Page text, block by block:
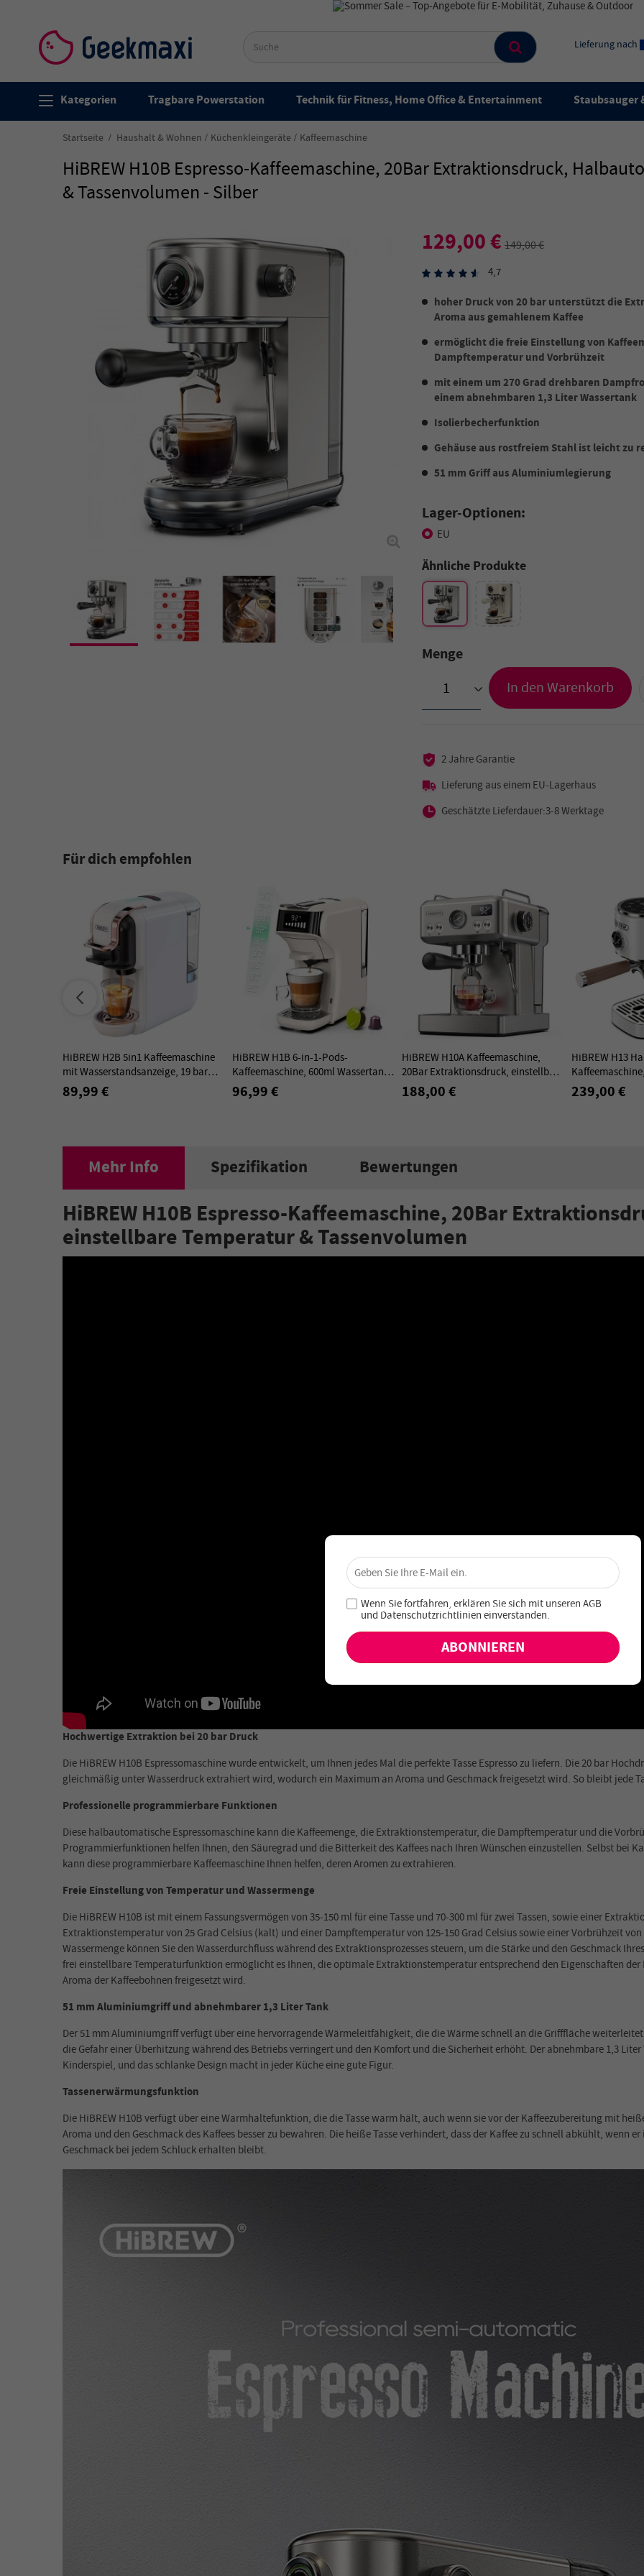
Lieferung nach
Kategorien Tragbare Powerstation Technik für Fitness, Home Office & Entertainment Staubsauger
Startseite Haushalt & Wohnen Küchenkleingeräte Kaffeemaschine
HiBREW H10B Espresso-Kaffeemaschine, 20Bar Extraktionsdruck,
& Tassenvolumen - Silber
129,00 €149,00 €
4,7
hoher Druck von 20 bar unterstützt die
Aroma aus gemahlenem Kaffee
ermöglicht die freie Einstellung von
Dampftemperatur und Vorbrühzeit
mit einem um 270 Grad drehbaren
einem abnehmbaren 1,3 Liter Wassertank
Isolierbecherfunktion
Gehäuse aus rostfreiem Stahl ist leicht zu
51 mm Griff aus Aluminiumlegierung
Lager-Optionen:
EU
Ähnliche Produkte
Menge
> In den Warenkorb
2 Jahre Garantie
Lieferung aus einem EU-Lagerhaus
Geschätzte Lieferdauer:3-8 Werktage
Für dich empfohlen
HiBREW H2B 5in1 Kaffeemaschine
mit Wasserstandsanzeige, 19 bar
Heiß-/Kaltkapsel Kaffeemaschine,
600ml Wassertank-Weiß
89,99 €
HiBREW H1B 6-in-1-Pods-
Kaffeemaschine, 600ml Wassertank,
20 Bar Druckextraktion, Kalt/Heiß-
Modus, Beige - EU-Stecker
96,99 €
HiBREW H10A Kaffeemaschine,
20Bar Extraktionsdruck, einstellbare
Temperatur & Tassenvolumen,
58mm Siebträger - Silber
188,00 €
HiBREW H13
Bar Druck,
Brühmodi - Weiß
239,00 €
Mehr Info Spezifikation Bewertungen
HiBREW H10B Espresso-Kaffeemaschine, 20Bar
einstellbare Temperatur & Tassenvolumen
Hochwertige Extraktion bei 20 bar Druck
Die HiBREW H10B Espressomaschine wurde entwickelt, um Ihnen jedes Mal die perfekte Tasse Espresso zu liefern. Die 20 bar
gleichmäßig unter Wasserdruck extrahiert wird, wodurch ein Maximum an Aroma und Geschmack freigesetzt wird. So bleibt jede
Professionelle programmierbare Funktionen
Diese halbautomatische Espressomaschine kann die Kaffeemenge, die Extraktionstemperatur, die Dampftemperatur und die
Programmierfunktionen helfen Ihnen, den Säuregrad und die Bitterkeit des Kaffees nach Ihren Wünschen einzustellen. Selbst bei
kann diese programmierbare Kaffeemaschine Ihnen helfen, deren Aromen zu extrahieren.
Freie Einstellung von Temperatur und Wassermenge
Die HiBREW H10B ist mit einem Fassungsvermögen von 35-150 ml für eine Tasse und 70-300 ml für zwei Tassen, sowie einer
Extraktionstemperatur von 25 Grad Celsius (kalt) und einer Dampftemperatur von 125-150 Grad Celsius sowie einer Vorbrühzeit
Wassermenge können Sie den Wasserdurchfluss während des Extraktionsprozesses steuern, um die Stärke und den Geschmack
frei einstellbare Temperaturfunktion ermöglicht es Ihnen, die optimale Extraktionstemperatur entsprechend den Eigenschaften
Aroma der Kaffeebohnen freigesetzt wird.
51 mm Aluminiumgriff und abnehmbarer 1,3 Liter Tank
Der 51 mm Aluminiumgriff verfügt über eine hervorragende Wärmeleitfähigkeit, die die Wärme schnell an die Grifffläche
die Gefahr einer Überhitzung während des Betriebs verringert und den Komfort und die Sicherheit erhöht. Der abnehmbare 1,3
Kinderspiel, und das schlanke Design macht in jeder Küche eine gute Figur.
Tassenerwärmungsfunktion
Die HiBREW H10B verfügt über eine Warmhaltefunktion, die die Tasse warm hält, auch wenn sie vor der Kaffeezubereitung mit
Aroma und den Geschmack des Kaffees besser zu bewahren. Die heiße Tasse verhindert, dass der Kaffee zu schnell abkühlt, wenn
Geschmack bei jedem Schluck erhalten bleibt.
Sichere dir 4 % Rabatt – Jetzt
abonnieren!
Melde dich für unseren Newsletter an und verpasse
keine exklusiven Angebote und Neuheiten!
Wenn Sie fortfahren, erklären Sie sich mit unserenAGB
und Datenschutzrichtlinien einverstanden.